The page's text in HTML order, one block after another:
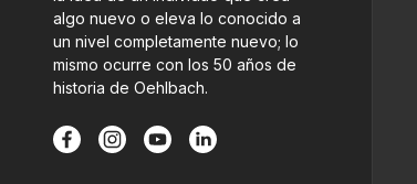
algo nuevo o eleva lo conocido a
un nivel completamente nuevo; lo
mismo ocurre con los 50 años de
historia de Oehlbach.